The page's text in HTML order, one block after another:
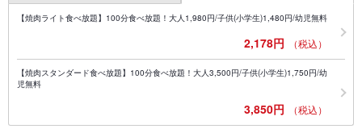
【焼肉ライト食べ放題】100分食べ放題！大人1,980円/子供(小学生)1,480円/幼児無料
2,178円 （税込）
【焼肉スタンダード食べ放題】100分食べ放題！大人3,500円/子供(小学生)1,750円/幼
児無料
3,850円 （税込）